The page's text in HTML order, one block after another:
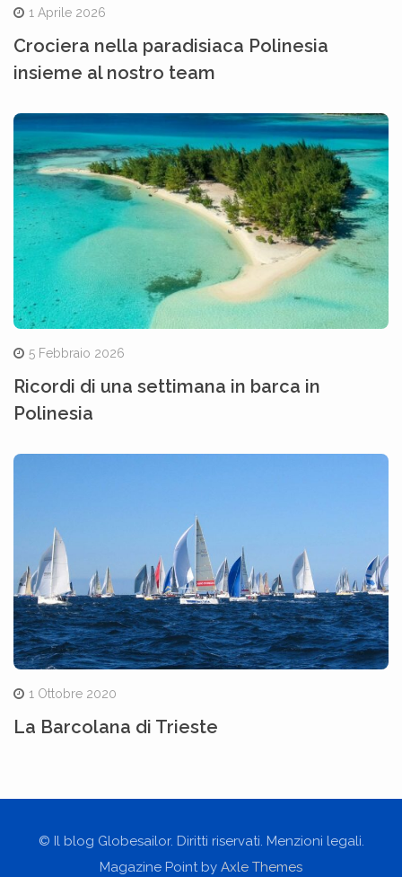
1 Aprile 2026
Crociera nella paradisiaca Polinesia
insieme al nostro team
5 Febbraio 2026
Ricordi di una settimana in barca in
Polinesia
1 Ottobre 2020
La Barcolana di Trieste
© Il blog Globesailor. Diritti riservati. Menzioni legali.
Magazine Point by Axle Themes